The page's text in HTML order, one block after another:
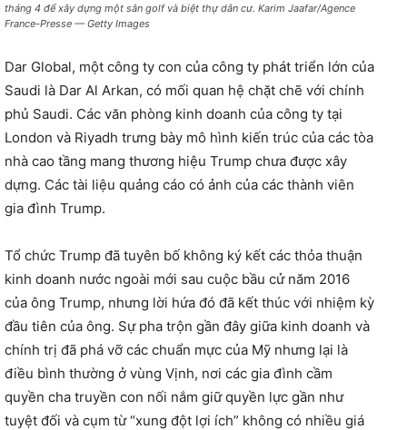
tháng 4 để xây dựng một sân golf và biệt thự dân cư. Karim Jaafar/Agence
France-Presse — Getty Images
Dar Global, một công ty con của công ty phát triển lớn của
Saudi là Dar Al Arkan, có mối quan hệ chặt chẽ với chính
phủ Saudi. Các văn phòng kinh doanh của công ty tại
London và Riyadh trưng bày mô hình kiến ​​trúc của các tòa
nhà cao tầng mang thương hiệu Trump chưa được xây
dựng. Các tài liệu quảng cáo có ảnh của các thành viên
gia đình Trump.
Tổ chức Trump đã tuyên bố không ký kết các thỏa thuận
kinh doanh nước ngoài mới sau cuộc bầu cử năm 2016
của ông Trump, nhưng lời hứa đó đã kết thúc với nhiệm kỳ
đầu tiên của ông. Sự pha trộn gần đây giữa kinh doanh và
chính trị đã phá vỡ các chuẩn mực của Mỹ nhưng lại là
điều bình thường ở vùng Vịnh, nơi các gia đình cầm
quyền cha truyền con nối nắm giữ quyền lực gần như
tuyệt đối và cụm từ “xung đột lợi ích” không có nhiều giá